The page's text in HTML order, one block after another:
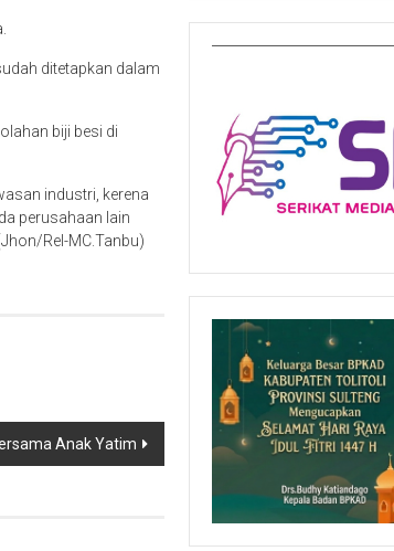
ditetapkan dalam
biji besi di
industri, kerena
perusahaan lain
Rel-MC.Tanbu)
Anak Yatim